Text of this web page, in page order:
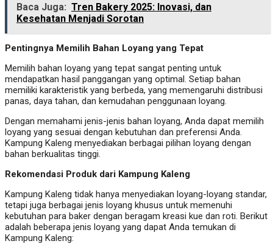
Baca Juga: Tren Bakery 2025: Inovasi, dan
Kesehatan Menjadi Sorotan
Pentingnya Memilih Bahan Loyang yang Tepat
Memilih bahan loyang yang tepat sangat penting untuk
mendapatkan hasil panggangan yang optimal. Setiap bahan
memiliki karakteristik yang berbeda, yang memengaruhi distribusi
panas, daya tahan, dan kemudahan penggunaan loyang.
Dengan memahami jenis-jenis bahan loyang, Anda dapat memilih
loyang yang sesuai dengan kebutuhan dan preferensi Anda.
Kampung Kaleng menyediakan berbagai pilihan loyang dengan
bahan berkualitas tinggi.
Rekomendasi Produk dari Kampung Kaleng
Kampung Kaleng tidak hanya menyediakan loyang-loyang standar,
tetapi juga berbagai jenis loyang khusus untuk memenuhi
kebutuhan para baker dengan beragam kreasi kue dan roti. Berikut
adalah beberapa jenis loyang yang dapat Anda temukan di
Kampung Kaleng: